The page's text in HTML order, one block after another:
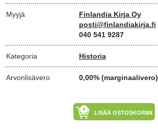
Myyjä
Finlandia Kirja Oy
posti@finlandiakirja.fi
040 541 9287
Kategoria Historia
Arvonlisävero 0,00% (marginaalivero)
LISÄÄ OSTOSKORIIN